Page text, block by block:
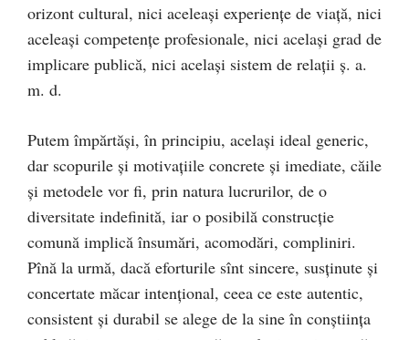
orizont cultural, nici aceleaşi experienţe de viaţă, nici
aceleaşi competenţe profesionale, nici acelaşi grad de
implicare publică, nici acelaşi sistem de relaţii ş. a.
m. d.
Putem împărtăşi, în principiu, acelaşi ideal generic,
dar scopurile şi motivaţiile concrete şi imediate, căile
şi metodele vor fi, prin natura lucrurilor, de o
diversitate indefinită, iar o posibilă construcţie
comună implică însumări, acomodări, compliniri.
Pînă la urmă, dacă eforturile sînt sincere, susţinute şi
concertate măcar intenţional, ceea ce este autentic,
consistent şi durabil se alege de la sine în conştiinţa